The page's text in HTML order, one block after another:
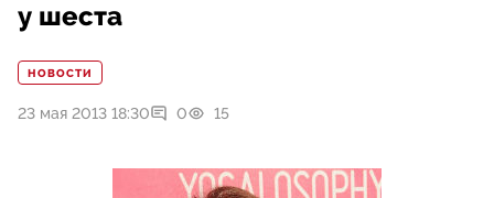
у шеста
НОВОСТИ
23 мая 2013 18:30 0 15